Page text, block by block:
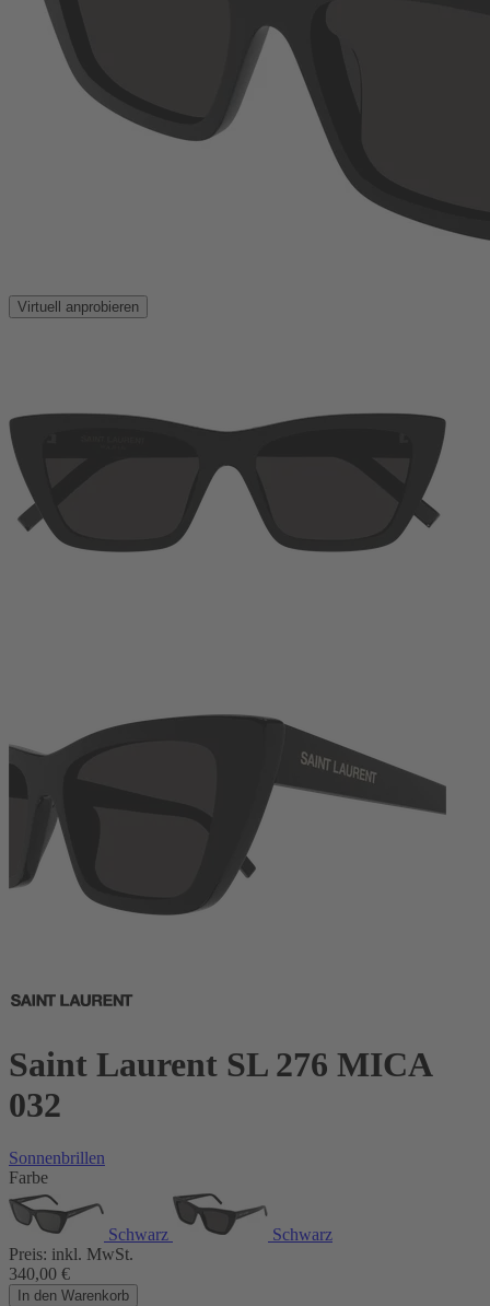
Virtuell anprobieren
Saint Laurent SL 276 MICA
032
Sonnenbrillen
Farbe
Schwarz
Schwarz
Preis: inkl. MwSt.
340,00 €
In den Warenkorb